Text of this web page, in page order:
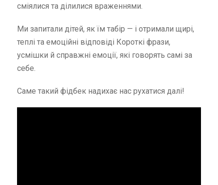
сміялися та ділилися враженнями.
Ми запитали дітей, як їм табір — і отримали щирі,
теплі та емоційні відповіді Короткі фрази,
усмішки й справжні емоції, які говорять самі за
себе.
Саме такий фідбек надихає нас рухатися далі!